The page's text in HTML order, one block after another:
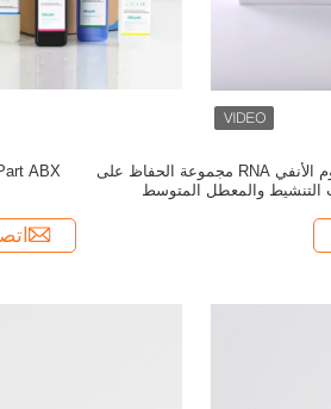
مسحة البلعوم الأنفي RNA مجموعة الحفاظ على
التنشيط والمعطل المتوسط